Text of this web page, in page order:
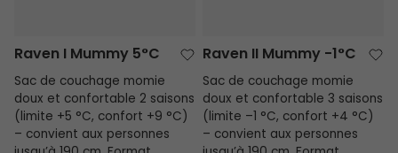
Raven I Mummy 5°C
Sac de couchage momie
doux et confortable 2 saisons
(limite +5 °C, confort +9 °C)
– convient aux personnes
Raven II Mummy -1°C
Sac de couchage momie
doux et confortable 3 saisons
(limite –1 °C, confort +4 °C)
– convient aux personnes